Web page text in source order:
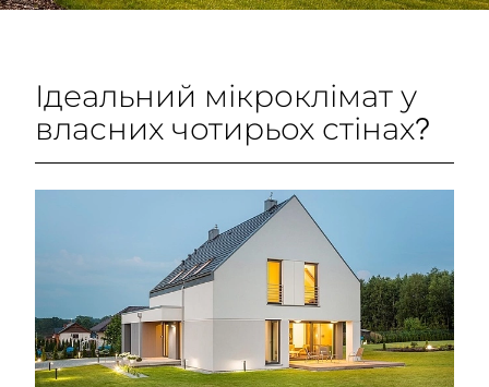
Ідеальний мікроклімат у
власних чотирьох стінах?